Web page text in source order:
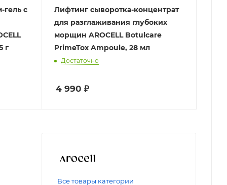
с
г
Лифтинг сыворотка-концентрат
для разглаживания глубоких
морщин AROCELL Botulcare
PrimeTox Ampoule, 28 мл
Достаточно
4 990 ₽
Все товары категории